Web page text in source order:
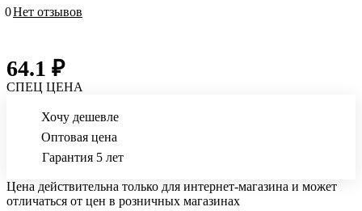
0Нет отзывов
64.1 ₽
СПЕЦ ЦЕНА
Хочу дешевле
Оптовая цена
Гарантия 5 лет
Цена действительна только для интернет-магазина и может
отличаться от цен в розничных магазинах